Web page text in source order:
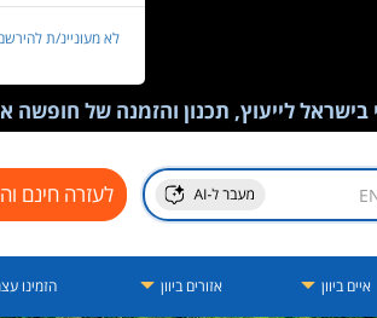
לייעוץ, תכנון והזמנה של חופשה או
לעזרה חינם
איים ביוון אזורים ביוון הזמינו
לא מעוניינ/ת